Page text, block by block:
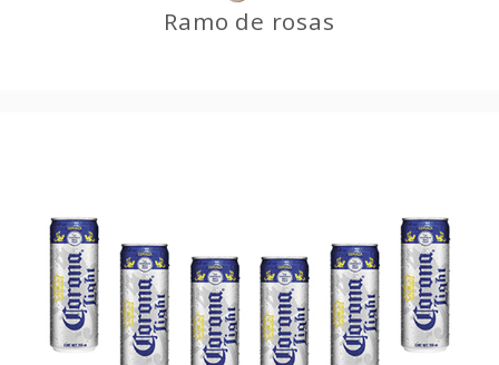
Ramo de rosas